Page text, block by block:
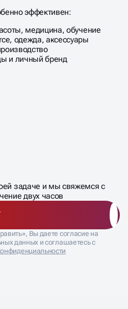
эффективен:
медицина, обучение
одежда, аксессуары
и личный бренд
�задаче и мы свяжемся с
двух часов
Вы даете согласие на
данных и соглашаетесь с